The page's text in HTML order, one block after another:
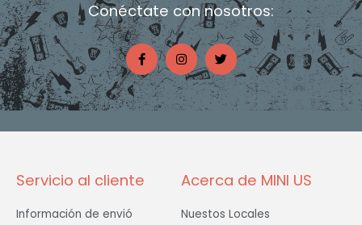
Conéctate con nosotros:
F
a
c
e
b
o
o
I
n
s
t
a
g
r
T
w
i
t
t
e
Servicio al cliente
Información de envió
Acerca de MINI US
Nuestos Locales